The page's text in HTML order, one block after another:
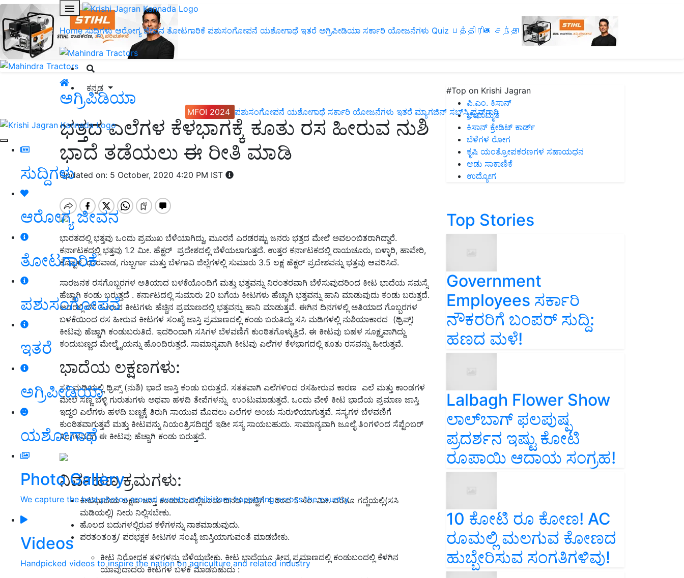
Home ಸುದ್ದಿಗಳು ಆರೋಗ್ಯ ಜೀವನ ತೋಟಗಾರಿಕೆ ಪಶುಸಂಗೋಪನೆ ಯಶೋಗಾಥೆ ಇತರೆ ಅಗ್ರಿಪೀಡಿಯಾ ಸರ್ಕಾರಿ ಯೋಜನೆಗಳು Quiz பத்திரிகை சந்தா
ಕನ್ನಡ
MFOI 2024 ಪಶುಸಂಗೋಪನೆ ಯಶೋಗಾಥೆ ಸರ್ಕಾರಿ ಯೋಜನೆಗಳು ಇತರೆ ಮ್ಯಾಗಜಿನ್‌ ಸಬ್‌ಸ್ಕ್ರಿಪ್ಷನ್‌ಗಾಗಿ
ಸುದ್ದಿಗಳು
ಆರೋಗ್ಯ ಜೀವನ
ತೋಟಗಾರಿಕೆ
ಪಶುಸಂಗೋಪನೆ
ಇತರೆ
ಅಗ್ರಿಪೀಡಿಯಾ
ಯಶೋಗಾಥೆ
Photo Gallery
We capture the best photos around events, exhibitions happening across the country
Videos
Handpicked videos to inspire the nation on agriculture and related industry
ಅಗ್ರಿಪಿಡಿಯಾ
ಭತ್ತದ ಎಲೆಗಳ ಕೆಳಭಾಗಕ್ಕೆ ಕೂತು ರಸ ಹೀರುವ ನುಶಿ
ಭಾದೆ ತಡೆಯಲು ಈ ರೀತಿ ಮಾಡಿ
Updated on: 5 October, 2020 4:20 PM IST
ಭಾರತದಲ್ಲಿ ಭತ್ತವು ಒಂದು ಪ್ರಮುಖ ಬೆಳೆಯಾಗಿದ್ದು, ಮೂರನೆ ಎರಡರಷ್ಟು ಜನರು ಭತ್ತದ ಮೇಲೆ ಅವಲಂಬಿತರಾಗಿದ್ದಾರೆ.
ಕರ್ನಾಟಕದಲ್ಲಿ ಭತ್ತವು 1.2 ಮೀ. ಹೆಕ್ಟರ್ ಪ್ರದೇಶದಲ್ಲಿ ಬೆಳೆಯಲಾಗುತ್ತದೆ. ಉತ್ತರ ಕರ್ನಾಟಕದಲ್ಲಿ ರಾಯಚೂರು, ಬಳ್ಳಾರಿ, ಹಾವೇರಿ,
ಕೊಪ್ಪಳ, ಧಾರವಾಡ, ಗುಲ್ಬರ್ಗಾ ಮತ್ತು ಬೆಳಗಾವಿ ಜಿಲ್ಲೆಗಳಲ್ಲಿ ಸುಮಾರು 3.5 ಲಕ್ಷ ಹೆಕ್ಟರ್ ಪ್ರದೇಶವನ್ನು ಭತ್ತವು ಆವರಿಸಿದೆ.
ಸಾರಜನಕ ರಸಗೊಬ್ಬರಗಳ ಅತಿಯಾದ ಬಳಕೆಯೊಂದಿಗೆ ಮತ್ತು ಭತ್ತವನ್ನು ನಿರಂತರವಾಗಿ ಬೆಳೆಸುವುದರಿಂದ ಕೀಟ ಭಾದೆಯ ಸಮಸ್ಸೆ
ಹೆಚ್ಚಾಗಿ ಕಂಡು ಬರುತ್ತದೆ . ಕರ್ನಾಟದಲ್ಲಿ ಸುಮಾರು 20 ಬಗೆಯ ಕೀಟಗಳು ಹೆಚ್ಚಾಗಿ ಭತ್ತವನ್ನು ಹಾನಿ ಮಾಡುವುದು ಕಂಡು ಬರುತ್ತದೆ.
ಅದರಲ್ಲಿ ರಸ ಹೀರುವ ಕೀಟಗಳು ಹೆಚ್ಚಿನ ಪ್ರಮಾಣದಲ್ಲಿ ಭತ್ತವನ್ನು ಹಾನಿ ಮಾಡುತ್ತವೆ. ಈಗಿನ ದಿನಗಳಲ್ಲಿ ಅತಿಯಾದ ಗೊಬ್ಬರಗಳ
ಬಳಕೆಯಿಂದ ರಸ ಹೀರುವ ಕೀಟಗಳ ಸಂಖ್ಯೆ ಜಾಸ್ತಿ ಪ್ರಮಾಣದಲ್ಲಿ ಕಂಡು ಬರುತಿದ್ದು ಸಸಿ ಮಡಿಗಳಲ್ಲಿ ನುಶಿಯಾಕಾರದ (ಥ್ರಿಪ್ಸ್)
ಕೀಟವು ಹೆಚ್ಚಾಗಿ ಕಂಡುಬರುತಿದೆ. ಇದರಿಂದಾಗಿ ಸಸಿಗಳ ಬೆಳವಣಿಗೆ ಕುಂಠಿತಗೊಳ್ಳುತ್ತಿದೆ. ಈ ಕೀಟವು ಬಹಳ ಸೂಕ್ಷ್ಮವಾಗಿದ್ದು
ಕಂದುಬಣ್ಣದ ಮೇಲ್ಮೈಯನ್ನು ಹೊಂದಿರುತ್ತದೆ. ಸಾಮಾನ್ಯವಾಗಿ ಕೀಟವು ಎಲೆಗಳ ಕೆಳಭಾಗದಲ್ಲಿ ಕೂತು ರಸವನ್ನು ಹೀರುತ್ತವೆ.
ಭಾದೆಯ ಲಕ್ಷಣಗಳು:
ಸಸಿ ಮಡಿಯಲ್ಲಿ ಥ್ರಿಪ್ಸ್ (ನುಶಿ) ಭಾದೆ ಜಾಸ್ತಿ ಕಂಡು ಬರುತ್ತದೆ. ಸತತವಾಗಿ ಎಲೆಗಳಿಂದ ರಸಹೀರುವ ಕಾರಣ ಎಲೆ ಮತ್ತು ಕಾಂಡಗಳ
ಮೇಲೆ ಸಣ್ಣ ಬೆಳ್ಳಿ ಗುರುತುಗಳು ಅಥವಾ ಹಳದಿ ತೇಪೆಗಳನ್ನು ಉಂಟುಮಾಡುತ್ತದೆ. ಒಂದು ವೇಳೆ ಕೀಟ ಭಾದೆಯ ಪ್ರಮಾಣ ಜಾಸ್ತಿ
ಇದ್ದಲಿ ಎಲೆಗಳು ಹಳದಿ ಬಣ್ಣಕ್ಕೆ ತಿರುಗಿ ಸಾಯುವ ಮೊದಲು ಎಲೆಗಳ ಅಂಚು ಸುರುಳಿಯಾಗುತ್ತವೆ. ಸಸ್ಯಗಳ ಬೆಳವಣಿಗೆ
ಕುಂಠಿತವಾಗುತ್ತವೆ ಮತ್ತು ಕೀಟವನ್ನು ನಿಯಂತ್ರಿಸದಿದ್ದರೆ ಇಡೀ ಸಸ್ಯ ಸಾಯಬಹುದು. ಸಾಮಾನ್ಯವಾಗಿ ಜೂಲೈ ತಿಂಗಳಿಂದ ಸೆಪ್ಟೆಂಬರ್
ತಿಂಗಳವರೆಗೆ ಈ ಕೀಟವು ಹೆಚ್ಚಾಗಿ ಕಂಡು ಬರುತ್ತದೆ.
ನಿರ್ವಹಣ ಕ್ರಮಗಳು:
ಕೀಟಭಾದೆಯ ಲಕ್ಷಣ ಜಾಸ್ತಿ ಕಂಡುಬಂದಲ್ಲಿಒಂದು ದಿನದ ಮಟ್ಟಿಗೆ 4 ರಿಂದ 5 ಸೆಂ. ಮೀ. ವರೆಗೂ ಗದ್ದೆಯಲ್ಲಿ(ಸಸಿ
ಮಡಿಯಲ್ಲಿ) ನೀರು ನಿಲ್ಲಿಸಬೇಕು.
ಹೊಲದ ಬದುಗಳಲ್ಲಿರುವ ಕಳೆಗಳನ್ನು ನಾಶಮಾಡುವುದು.
ಪರತಂತಂತ್ರ/ ಪರಭಕ್ಷಕ ಕೀಟಗಳ ಸಂಖ್ಯೆ ಜಾಸ್ತಿಯಾಗುವಂತೆ ಮಾಡಬೇಕು.
ಕೀಟ ನಿರೋಧಕ ತಳಿಗಳನ್ನು ಬೆಳೆಯಬೇಕು. ಕೀಟ ಭಾದೆಯೂ ತೀವ್ರ ಪ್ರಮಾಣದಲ್ಲಿ ಕಂಡುಬಂದಲ್ಲಿ ಕೆಳಗಿನ
ಯಾವುದಾದರು ಕೀಟಗಳ ಬಳಕೆ ಮಾಡಬಹುದು :
#Top on Krishi Jagran
ಪಿ.ಎಂ. ಕಿಸಾನ್
ಜೀವಾಮೃತ
ಕಿಸಾನ್ ಕ್ರೇಡಿಟ್ ಕಾರ್ಡ್
ಬೆಳೆಗಳ ರೋಗ
ಕೃಷಿ ಯಂತ್ರೋಪಕರಣಗಳ ಸಹಾಯಧನ
ಆಡು ಸಾಕಾಣಿಕೆ
ಉದ್ಯೋಗ
Top Stories
Government
Employees ಸರ್ಕಾರಿ
ನೌಕರರಿಗೆ ಬಂಪರ್‌ ಸುದ್ದಿ:
ಹಣದ ಮಳೆ!
Lalbagh Flower Show
ಲಾಲ್‌ಬಾಗ್ ಫಲಪುಷ್ಪ
ಪ್ರದರ್ಶನ ಇಷ್ಟು ಕೋಟಿ
ರೂಪಾಯಿ ಆದಾಯ ಸಂಗ್ರಹ!
10 ಕೋಟಿ ರೂ ಕೋಣ! AC
ರೂಮಲ್ಲಿ ಮಲಗುವ ಕೋಣದ
ಹುಬ್ಬೇರಿಸುವ ಸಂಗತಿಗಳಿವು!